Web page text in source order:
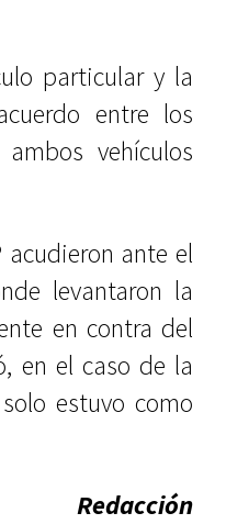
particular y la
entre los
vehículos
acudieron ante el
levantaron la
en contra del
en el caso de la
estuvo como
Redacción